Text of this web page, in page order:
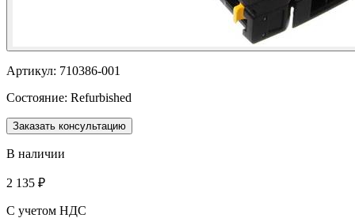
Артикул: 710386-001
Состояние: Refurbished
Заказать консультацию
В наличии
2 135 ₽
С учетом НДС